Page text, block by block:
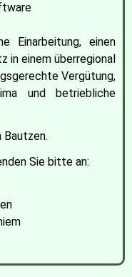
Einarbeitung, einen
in einem überregional
Vergütung,
und betriebliche
Sie bitte an: